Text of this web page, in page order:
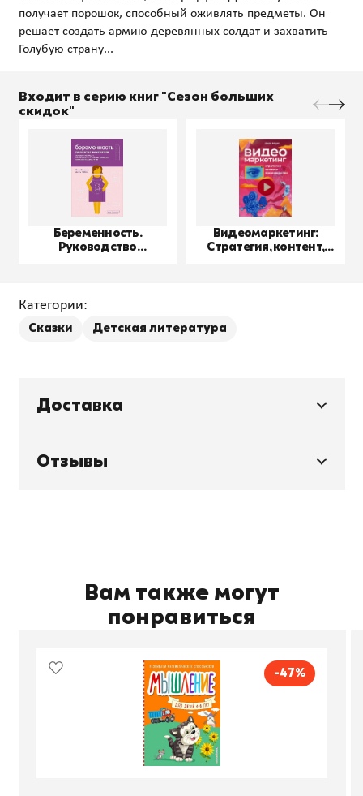
получает порошок, способный оживлять предметы. Он
решает создать армию деревянных солдат и захватить
Входит в серию книг "Сезон больших
скидок"
Беременность.
Руководство
Видеомаркетинг:
Стратегия, контент,
Категории:
Сказки Детская литература
Доставка
Отзывы
Вам также могут
понравиться
-47%